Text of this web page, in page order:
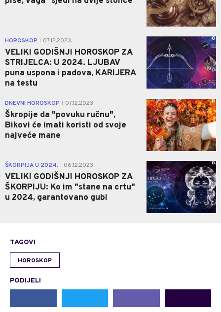
HOROSKOP 07.12.2023.
VELIKI GODIŠNJI HOROSKOP ZA
STRIJELCA: U 2024. LJUBAV
puna uspona i padova, KARIJERA
na testu
0
DNEVNI HOROSKOP 07.12.2023.
Škropije da "povuku ručnu",
Bikovi će imati koristi od svoje
najveće mane
0
ŠKORPIJA U 2024. 06.12.2023.
VELIKI GODIŠNJI HOROSKOP ZA
ŠKORPIJU: Ko im "stane na crtu"
u 2024, garantovano gubi
0
TAGOVI
HOROSKOP
PODIJELI